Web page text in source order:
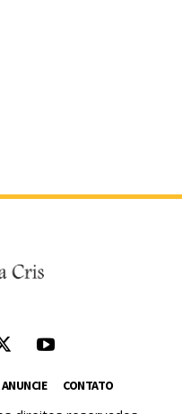
ANUNCIE CONTATO